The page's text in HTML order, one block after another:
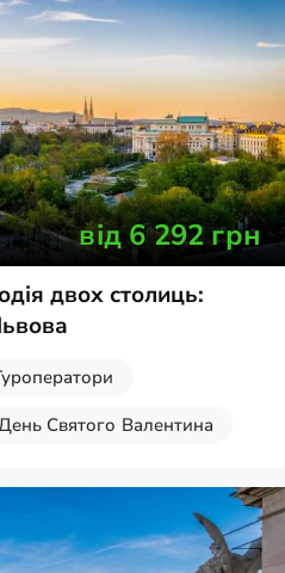
Новорічні тури
від 6 292грн
двох столиць:
Святого Валентина
Екскурсії на вихідні